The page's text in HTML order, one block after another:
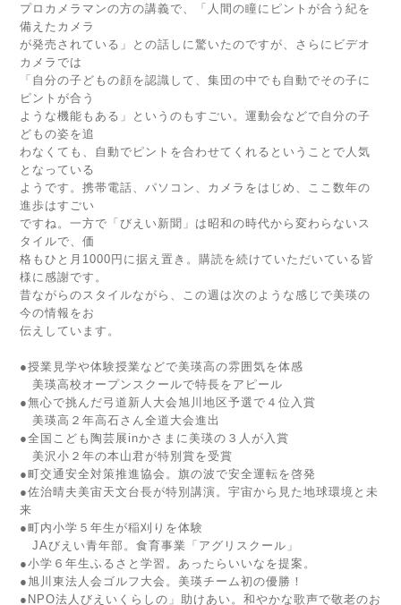
プロカメラマンの方の講義で、「人間の瞳にピントが合う紀を
備えたカメラ
が発売されている」との話しに驚いたのですが、さらにビデオ
カメラでは
「自分の子どもの顔を認識して、集団の中でも自動でその子に
ピントが合う
ような機能もある」というのもすごい。運動会などで自分の子
どもの姿を追
わなくても、自動でピントを合わせてくれるということで人気
となっている
ようです。携帯電話、パソコン、カメラをはじめ、ここ数年の
進歩はすごい
ですね。一方で「びえい新聞」は昭和の時代から変わらないス
タイルで、価
格もひと月1000円に据え置き。購読を続けていただいている皆
様に感謝です。
昔ながらのスタイルながら、この週は次のような感じで美瑛の
今の情報をお
伝えしています。
●授業見学や体験授業などで美瑛高の雰囲気を体感
美瑛高校オープンスクールで特長をアピール
●無心で挑んだ弓道新人大会旭川地区予選で４位入賞
美瑛高２年高石さん全道大会進出
●全国こども陶芸展inかさまに美瑛の３人が入賞
美沢小２年の本山君が特別賞を受賞
●町交通安全対策推進協会。旗の波で安全運転を啓発
●佐治晴夫美宙天文台長が特別講演。宇宙から見た地球環境と未
来
●町内小学５年生が稲刈りを体験
JAびえい青年部。食育事業「アグリスクール」
●小学６年生ふるさと学習。あったらいいなを提案。
●旭川東法人会ゴルフ大会。美瑛チーム初の優勝！
●NPO法人びえいくらしの」助けあい。和やかな歌声で敬老のお